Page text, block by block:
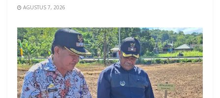
AGUSTUS 7, 2026